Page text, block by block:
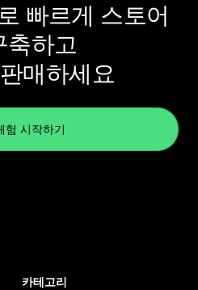
빠르게 스토어
축하고
매하세요
험 시작하기
카테고리